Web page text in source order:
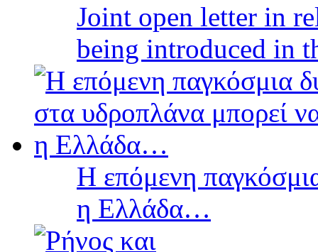
Joint open letter in
being introduced in
Η επόμενη
η Ελλάδα…